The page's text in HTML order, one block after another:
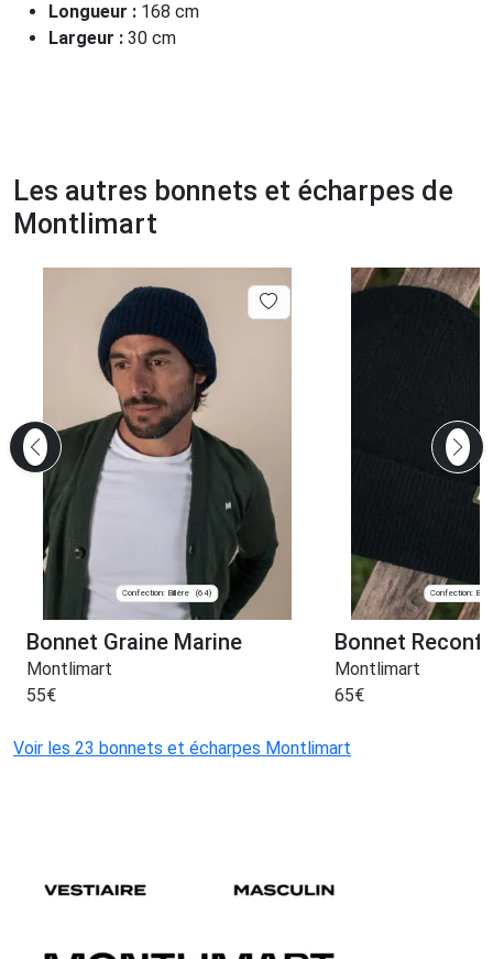
Longueur : 168 cm
Largeur : 30 cm
Les autres bonnets et écharpes de
Montlimart
Confection: Billère (64)
Bonnet Graine Marine
Montlimart
55€
Confection:
Bonnet
Montlimart
65€
Voir les 23 bonnets et écharpes Montlimart